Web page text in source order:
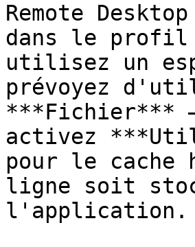
Remote
dans le profil
utilisez un
prévoyez
***Fichier***
activez
pour le cache
ligne soit
l'application.